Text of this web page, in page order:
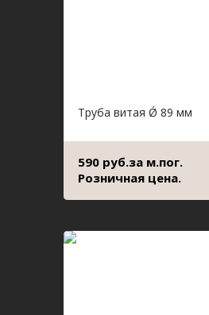
Труба витая Ǿ 89 мм
590 руб.за м.пог.
Розничная цена.